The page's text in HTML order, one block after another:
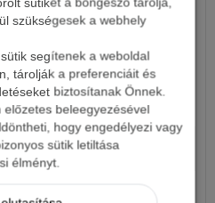
szükségesek a webhely
segítenek a weboldal
tárolják a preferenciáit és
biztosítanak Önnek.
beleegyezésével
hogy engedélyezi vagy
sütik letiltása
élményt.
SUPER BRAID
490 Ft